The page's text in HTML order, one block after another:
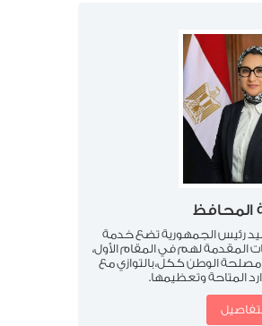
المحافظ
رئيس الجمهورية تضع خدمة
المقدمة لهم في المقام الأول،
الوطن ككل، بالتوازي مع
المتاحة وتعظيمها.